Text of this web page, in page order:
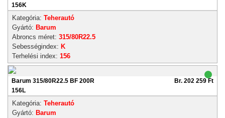
156K
Kategória: Teherautó
Gyártó: Barum
Abroncs méret: 315/80R22.5
Sebességindex: K
Terhelési index: 156
Barum 315/80R22.5 BF 200R
156L
Br. 202 259 Ft
Kategória: Teherautó
Gyártó: Barum